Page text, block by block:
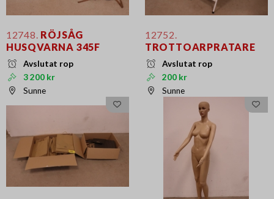
12748. RÖJSÅG
HUSQVARNA 345F
Avslutat rop
3 200 kr
Sunne
12752.
TROTTOARPRATARE
Avslutat rop
200 kr
Sunne